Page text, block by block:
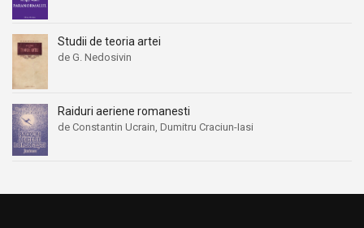
Studii de teoria artei
de G. Nedosivin
Raiduri aeriene romanesti
de Constantin Ucrain, Dumitru Craciun-Iasi